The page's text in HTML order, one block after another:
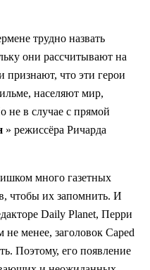
трудно назвать
они рассчитывают на
признают, что эти герои
населяют мир,
не в случае с прямой
» режиссёра Ричарда
много газетных
чтобы их запомнить. И
Daily Planet, Перри
менее, заголовок Caped
Поэтому, его появление